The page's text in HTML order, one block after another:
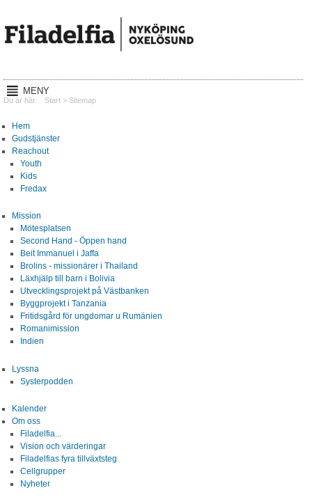
MENY
Hem
Gudstjänster
Reachout
Mission
Kalender
Om oss
Kontakt
Blogg
Du är här: Start > Sitemap
Hem
Gudstjänster
Reachout
Youth
Kids
Fredax
Mission
Mötesplatsen
Second Hand - Öppen hand
Beit Immanuel i Jaffa
Brolins - missionärer i Thailand
Läxhjälp till barn i Bolivia
Utvecklingsprojekt på Västbanken
Byggprojekt i Tanzania
Fritidsgård för ungdomar u Rumänien
Romanimission
Indien
Lyssna
Systerpodden
Kalender
Om oss
Filadelfia...
Vision och värderingar
Filadelfias fyra tillväxtsteg
Cellgrupper
Nyheter